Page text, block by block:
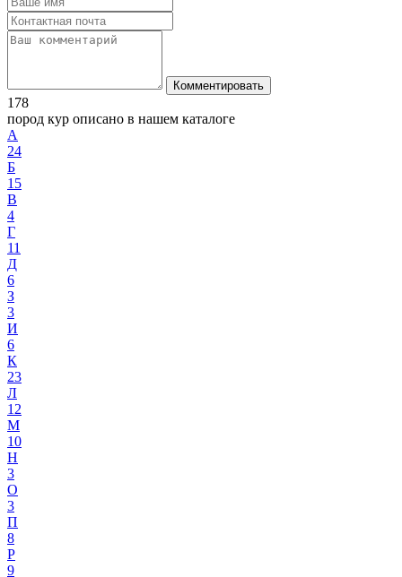
Комментировать
178
пород кур описано в нашем каталоге
А
24
Б
15
В
4
Г
11
Д
6
З
3
И
6
К
23
Л
12
М
10
Н
3
О
3
П
8
Р
9